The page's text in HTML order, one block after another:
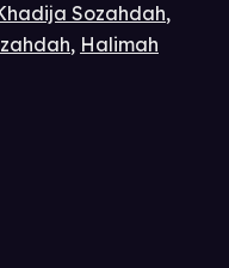
Sozahdah,
, Halimah